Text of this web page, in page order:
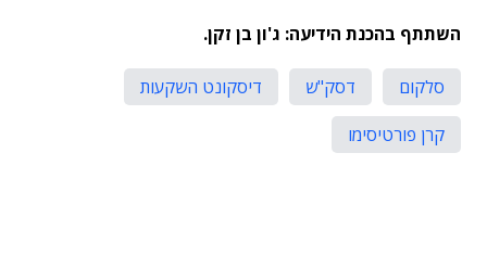
השתתף בהכנת הידיעה: ג'ון בן זקן.
סלקום דסק"ש
דיסקונט השקעות
קרן פורטיסימו